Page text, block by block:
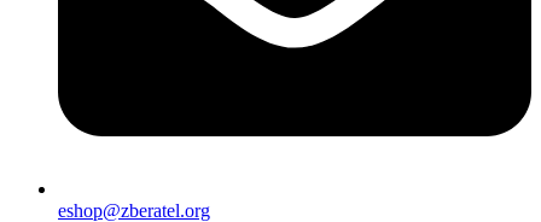
eshop@zberatel.org